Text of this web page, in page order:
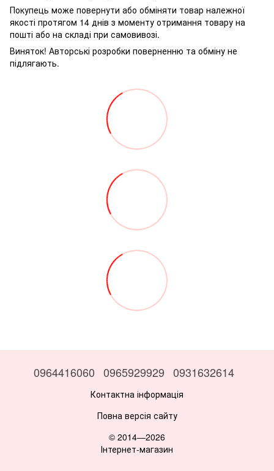
Покупець може повернути або обміняти товар належної
якості протягом 14 днів з моменту отримання товару на
пошті або на складі при самовивозі.
Виняток! Авторські розробки поверненню та обміну не
підлягають.
0964416060 0965929929 0931632614
Контактна інформація
Повна версія сайту
© 2014—2026
Інтернет-магазин